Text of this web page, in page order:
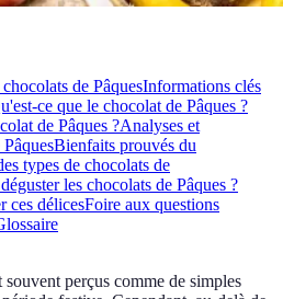
de PâquesInformations clés
ce que le chocolat de Pâques ?
de Pâques ?Analyses et
Bienfaits prouvés du
types de chocolats de
les chocolats de Pâques ?
ces délicesFoire aux questions
perçus comme de simples